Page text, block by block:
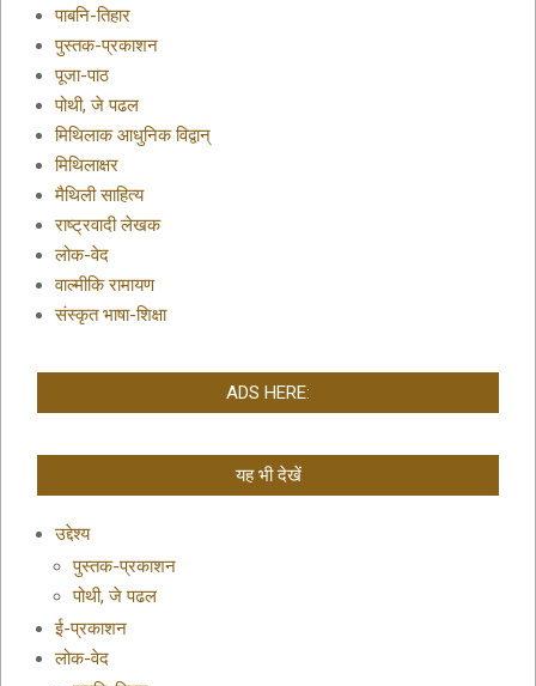
पाबनि-तिहार
पुस्तक-प्रकाशन
पूजा-पाठ
पोथी, जे पढल
मिथिलाक आधुनिक विद्वान्
मिथिलाक्षर
मैथिली साहित्य
राष्ट्रवादी लेखक
लोक-वेद
वाल्मीकि रामायण
संस्कृत भाषा-शिक्षा
ADS HERE:
यह भी देखें
उद्देश्य
पुस्तक-प्रकाशन
पोथी, जे पढल
ई-प्रकाशन
लोक-वेद